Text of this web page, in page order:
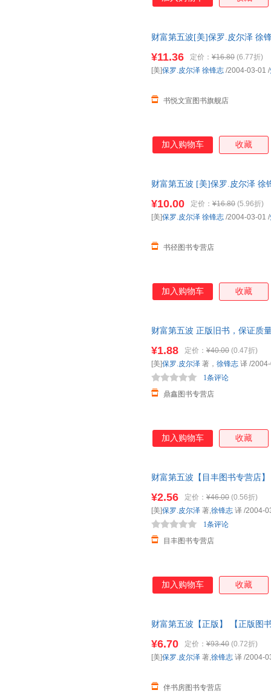
覆我们的生活，并在往后10年
财富第五波[美]保罗.皮尔泽 徐
¥11.36 定价： ¥16.80 (6.77折)
书悦文宣图书旗舰店
[美]保罗.皮尔泽 徐锋志 /2004-03-01 /
加入购物车 收藏
财富第五波 [美]保罗.皮尔泽 徐
¥10.00 定价： ¥16.80 (5.96折)
书径图书专营店
[美]保罗.皮尔泽 徐锋志 /2004-03-01 /
加入购物车 收藏
财富第五波 正版旧书，保证质
¥1.88 定价： ¥40.00 (0.47折)
鼎鑫图书专营店
1条评论
[美]保罗.皮尔泽 著， 徐锋志 译 /
加入购物车 收藏
财富第五波【目丰图书专营店
¥2.56 定价： ¥46.00 (0.56折)
目丰图书专营店
1条评论
[美]保罗.皮尔泽 著,徐锋志 译 /2004-
加入购物车 收藏
财富第五波【正版】 【正版图
¥6.70 定价： ¥93.40 (0.72折)
伴书房图书专营店
[美]保罗.皮尔泽 著,徐锋志 译 /2004-